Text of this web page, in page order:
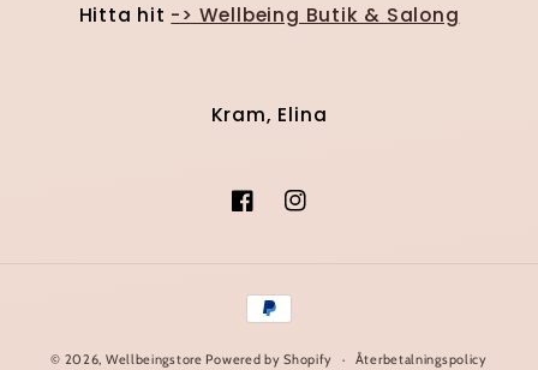
Hitta hit -> Wellbeing Butik & Salong
Kram, Elina
FacebookInstagram
Betalningsmetoder
© 2026, Wellbeingstore Powered by Shopify Återbetalningspolicy